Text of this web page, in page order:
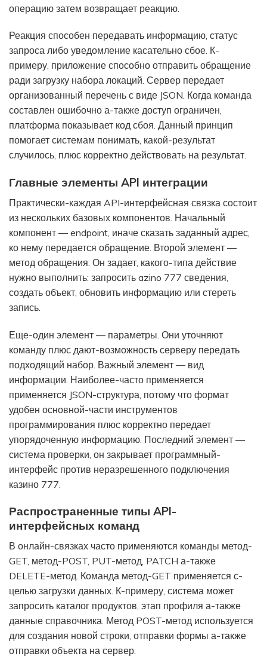
операцию затем возвращает реакцию.
Реакция способен передавать информацию, статус
запроса либо уведомление касательно сбое. К-
примеру, приложение способно отправить обращение
ради загрузку набора локаций. Сервер передает
организованный перечень с виде JSON. Когда команда
составлен ошибочно а-также доступ ограничен,
платформа показывает код сбоя. Данный принцип
помогает системам понимать, какой-результат
случилось, плюс корректно действовать на результат.
Главные элементы API интеграции
Практически-каждая API-интерфейсная связка состоит
из нескольких базовых компонентов. Начальный
компонент — endpoint, иначе сказать заданный адрес,
ко нему передается обращение. Второй элемент —
метод обращения. Он задает, какого-типа действие
нужно выполнить: запросить azino 777 сведения,
создать объект, обновить информацию или стереть
запись.
Еще-один элемент — параметры. Они уточняют
команду плюс дают-возможность серверу передать
подходящий набор. Важный элемент — вид
информации. Наиболее-часто применяется
применяется JSON-структура, потому что формат
удобен основной-части инструментов
программирования плюс корректно передает
упорядоченную информацию. Последний элемент —
система проверки, он закрывает программный-
интерфейс против неразрешенного подключения
казино 777.
Распространенные типы API-
интерфейсных команд
В онлайн-связках часто применяются команды метод-
GET, метод-POST, PUT-метод, PATCH а-также
DELETE-метод. Команда метод-GET применяется с-
целью загрузки данных. К-примеру, система может
запросить каталог продуктов, этап профиля а-также
данные справочника. Метод POST-метод используется
для создания новой строки, отправки формы а-также
отправки объекта на сервер.